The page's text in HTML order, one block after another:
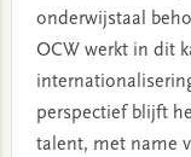
onderwijstaal
OCW werkt in dit
perspectief blijft
talent, met name